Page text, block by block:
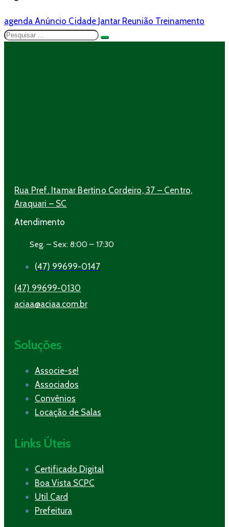
agenda Anúncio Cidade Jantar Reunião Treinamento
Rua Pref. Itamar Bertino Cordeiro, 37 – Centro,
Araquari – SC
Atendimento
Seg. – Sex: 8:00 – 17:30
(47) 99699-0147
(47) 99699-0130
aciaa@aciaa.com.br
Soluções
Associe-se!
Associados
Convênios
Locação de Salas
Links Úteis
Certificado Digital
Boa Vista SCPC
Util Card
Prefeitura